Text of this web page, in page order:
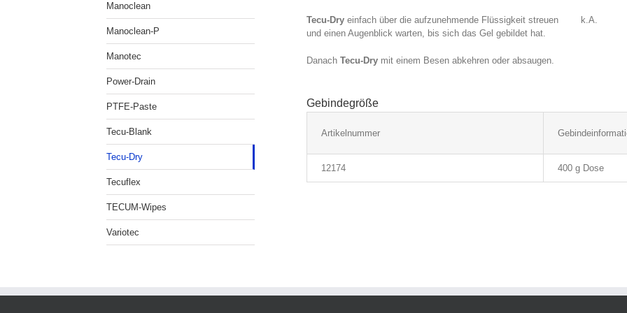
Manoclean
Manoclean-P
Manotec
Power-Drain
PTFE-Paste
Tecu-Blank
Tecu-Dry
Tecuflex
TECUM-Wipes
Variotec
Tecu-Dryeinfach über die aufzunehmende Flüssigkeit streuen
und einen Augenblick warten, bis sich das Gel gebildet hat.
Danach Tecu-Drymit einem Besen abkehren oder absaugen.
k.A.
Gebindegröße
Artikelnummer
12174 400 g Dose